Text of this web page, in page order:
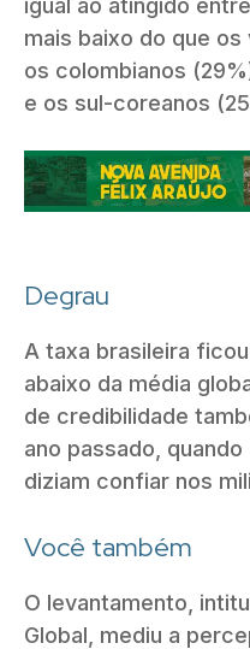
igual ao atingido
mais baixo do que
os colombianos
e os sul-coreanos
Degrau
A taxa brasileira
abaixo da média
de credibilidade
ano passado,
diziam confiar nos
Você também
O levantamento,
Global, mediu a